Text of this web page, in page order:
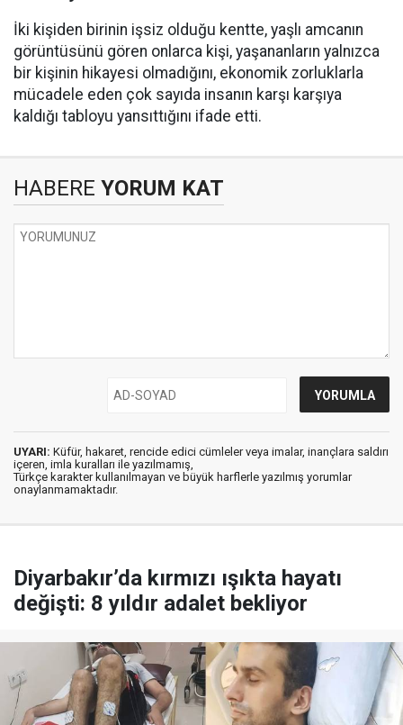
İki kişiden birinin işsiz olduğu kentte, yaşlı amcanın
görüntüsünü gören onlarca kişi, yaşananların yalnızca
bir kişinin hikayesi olmadığını, ekonomik zorluklarla
mücadele eden çok sayıda insanın karşı karşıya
kaldığı tabloyu yansıttığını ifade etti.
HABERE YORUM KAT
UYARI: Küfür, hakaret, rencide edici cümleler veya imalar, inançlara saldırı
içeren, imla kuralları ile yazılmamış,
Türkçe karakter kullanılmayan ve büyük harflerle yazılmış yorumlar
onaylanmamaktadır.
Diyarbakır’da kırmızı ışıkta hayatı
değişti: 8 yıldır adalet bekliyor